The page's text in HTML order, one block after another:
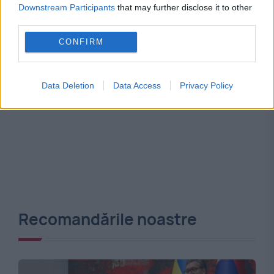
Downstream Participants that may further disclose it to other
CONFIRM
Data Deletion Data Access Privacy Policy
Recomandările noastre